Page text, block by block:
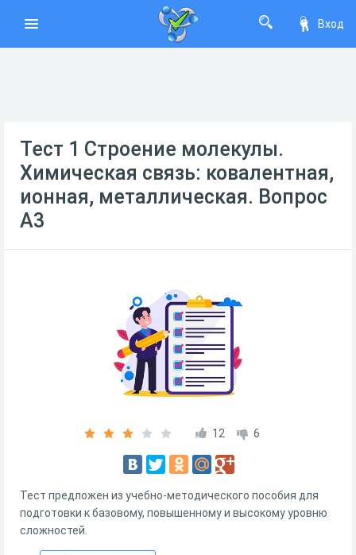
Вход
Тест 1 Строение молекулы.
Химическая связь: ковалентная,
ионная, металлическая. Вопрос
А3
12 6
Тест предложен из учебно-методического пособия для
подготовки к базовому, повышенному и высокому уровню
сложностей.